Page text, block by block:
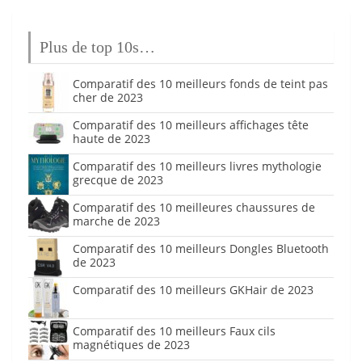
Plus de top 10s…
Comparatif des 10 meilleurs fonds de teint pas
cher de 2023
Comparatif des 10 meilleurs affichages tête
haute de 2023
Comparatif des 10 meilleurs livres mythologie
grecque de 2023
Comparatif des 10 meilleures chaussures de
marche de 2023
Comparatif des 10 meilleurs Dongles Bluetooth
de 2023
Comparatif des 10 meilleurs GKHair de 2023
Comparatif des 10 meilleurs Faux cils
magnétiques de 2023